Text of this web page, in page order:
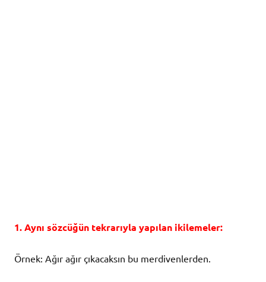
1. Aynı sözcüğün tekrarıyla yapılan ikilemeler:
Örnek: Ağır ağır çıkacaksın bu merdivenlerden.